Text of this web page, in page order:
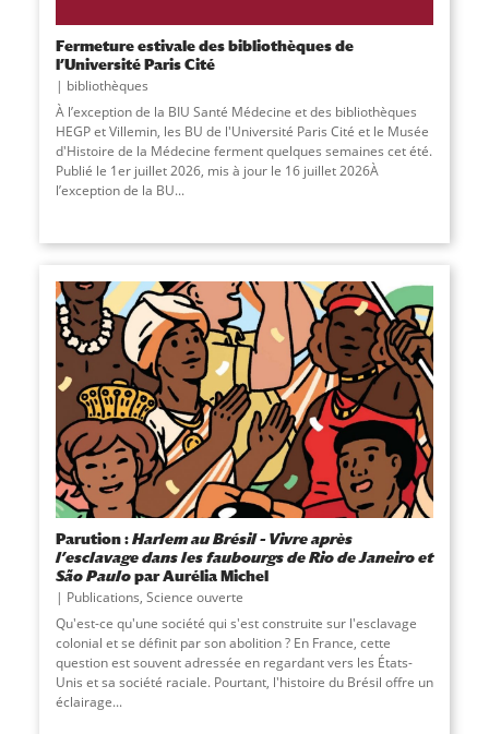
Fermeture estivale des bibliothèques de
l’Université Paris Cité
bibliothèques
À l’exception de la BIU Santé Médecine et des bibliothèques
HEGP et Villemin, les BU de l'Université Paris Cité et le Musée
d'Histoire de la Médecine ferment quelques semaines cet été.
Publié le 1er juillet 2026, mis à jour le 16 juillet 2026À
l’exception de la BU...
Parution :Harlem au Brésil – Vivre après
l’esclavage dans les faubourgs de Rio de Janeiro et
São Paulopar Aurélia Michel
Publications, Science ouverte
Qu'est-ce qu'une société qui s'est construite sur l'esclavage
colonial et se définit par son abolition ? En France, cette
question est souvent adressée en regardant vers les États-
Unis et sa société raciale. Pourtant, l'histoire du Brésil offre un
éclairage...